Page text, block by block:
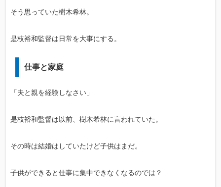
そう思っていた樹木希林。
是枝裕和監督は日常を大事にする。
仕事と家庭
「夫と親を経験しなさい」
是枝裕和監督は以前、樹木希林に言われていた。
その時は結婚はしていたけど子供はまだ。
子供ができると仕事に集中できなくなるのでは？